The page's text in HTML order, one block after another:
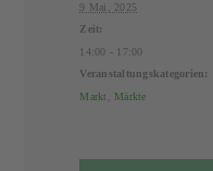
9 Mai, 2025
Zeit:
14:00 - 17:00
Veranstaltungskategorien:
Markt , Märkte